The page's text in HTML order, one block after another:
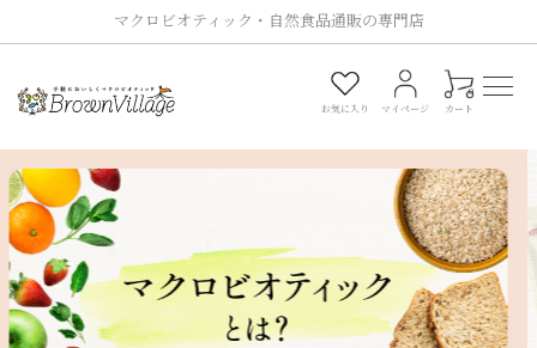
マクロビオティック・自然食品通販の専門店
お気に入り マイページ カート
0